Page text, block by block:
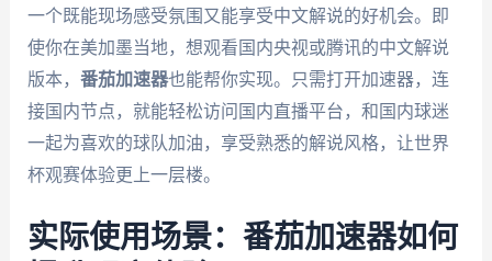
一个既能现场感受氛围又能享受中文解说的好机会。即
使你在美加墨当地，想观看国内央视或腾讯的中文解说
版本， 番茄加速器也能帮你实现。只需打开加速器，连
接国内节点，就能轻松访问国内直播平台，和国内球迷
一起为喜欢的球队加油，享受熟悉的解说风格，让世界
杯观赛体验更上一层楼。
实际使用场景：番茄加速器如何